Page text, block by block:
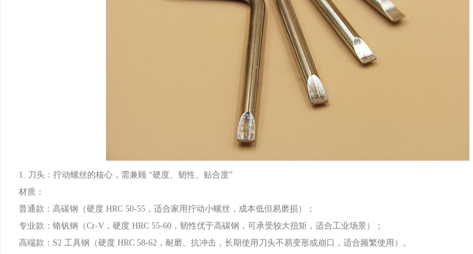
1. 刀头：拧动螺丝的核心，需兼顾 “硬度、韧性、贴合度”
材质：
普通款：高碳钢（硬度 HRC 50-55，适合家用拧动小螺丝，成本低但易磨损）；
专业款：铬钒钢（Cr-V，硬度 HRC 55-60，韧性优于高碳钢，可承受较大扭矩，适合工业场景）；
高端款：S2 工具钢（硬度 HRC 58-62，耐磨、抗冲击，长期使用刀头不易变形或崩口，适合频繁使用）。